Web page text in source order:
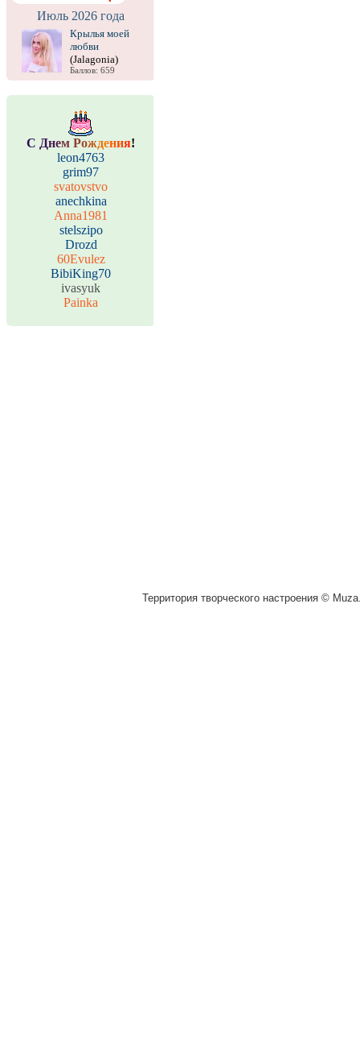
Июль 2026 года
Крылья моей
любви
(Jalagonia)
Баллов: 659
С Днем Рождения!
leon4763
grim97
svatovstvo
anechkina
Anna1981
stelszipo
Drozd
60Evulez
BibiKing70
ivasyuk
Painka
Территория творческого настроения ©